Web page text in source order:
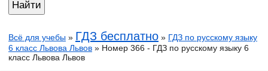
Всё для учебы » ГДЗ бесплатно » ГДЗ по русскому языку
6 класс Львова Львов » Номер 366 - ГДЗ по русскому языку 6
класс Львова Львов